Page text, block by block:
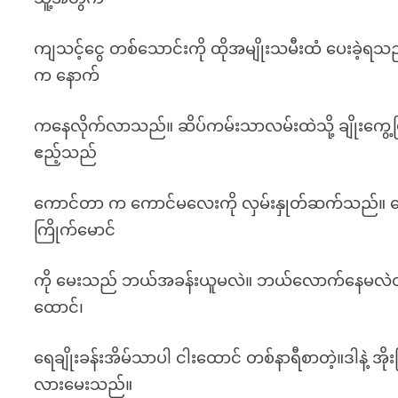
ကျသင့်ငွေ တစ်သောင်းကို ထိုအမျိုးသမီးထံ ပေးခဲ့ရသ
က နောက်
ကနေလိုက်လာသည်။ ဆိပ်ကမ်းသာလမ်းထဲသို့ ချိုးကွေ့
ဧည့်သည်
ကောင်တာ က ကောင်မလေးကို လှမ်းနှုတ်ဆက်သည်။ စ
ကြိုက်မောင်
ကို မေးသည် ဘယ်အခန်းယူမလဲ။ ဘယ်လောက်နေမလဲတဲ့။
ထောင်၊
ရေချိုးခန်းအိမ်သာပါ ငါးထောင် တစ်နာရီစာတဲ့။ဒါ
လားမေးသည်။